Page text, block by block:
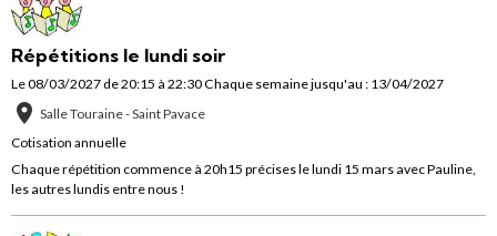
Répétitions le lundi soir
Le 08/03/2027de 20:15 à 22:30Chaque semaine jusqu'au : 13/04/2027
Salle Touraine - Saint Pavace
Cotisation annuelle
Chaque répétition commence à 20h15 précises le lundi 15 mars avec Pauline,
les autres lundis entre nous !